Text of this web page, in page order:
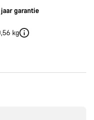
garantie
kg